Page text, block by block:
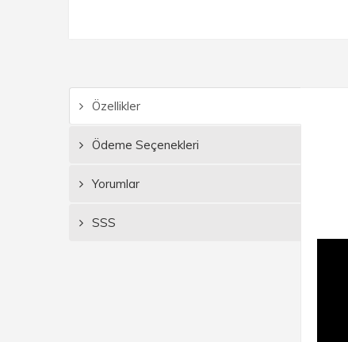
Özellikler
Ödeme Seçenekleri
Yorumlar
SSS